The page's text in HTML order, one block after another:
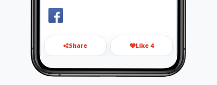
Share Like 4
honguito2008@yahoo.com